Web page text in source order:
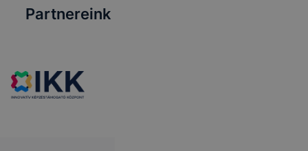
Partnereink